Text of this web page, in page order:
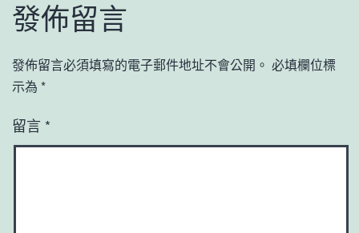
發佈留言
發佈留言必須填寫的電子郵件地址不會公開。 必填欄位標
示為 *
留言 *